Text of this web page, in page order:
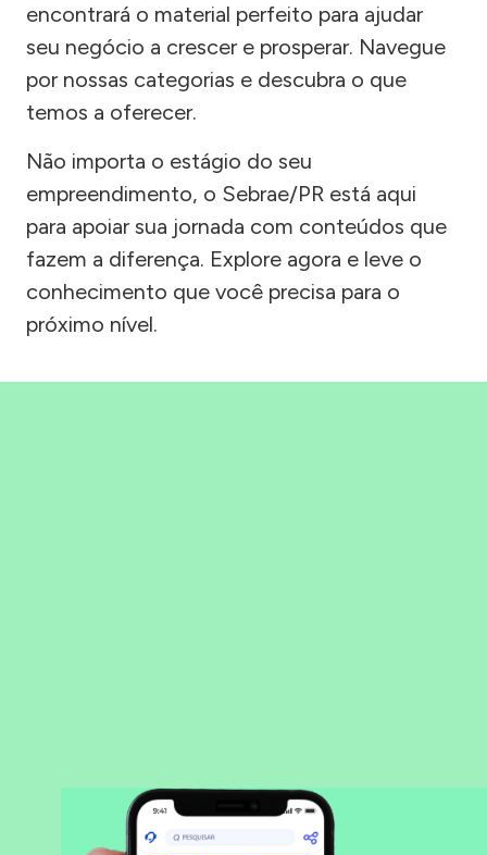
encontrará o material perfeito para ajudar
seu negócio a crescer e prosperar. Navegue
por nossas categorias e descubra o que
temos a oferecer.
Não importa o estágio do seu
empreendimento, o Sebrae/PR está aqui
para apoiar sua jornada com conteúdos que
fazem a diferença. Explore agora e leve o
conhecimento que você precisa para o
próximo nível.